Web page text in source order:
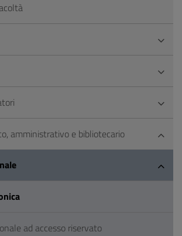
amministrativo e bibliotecario
ad accesso riservato